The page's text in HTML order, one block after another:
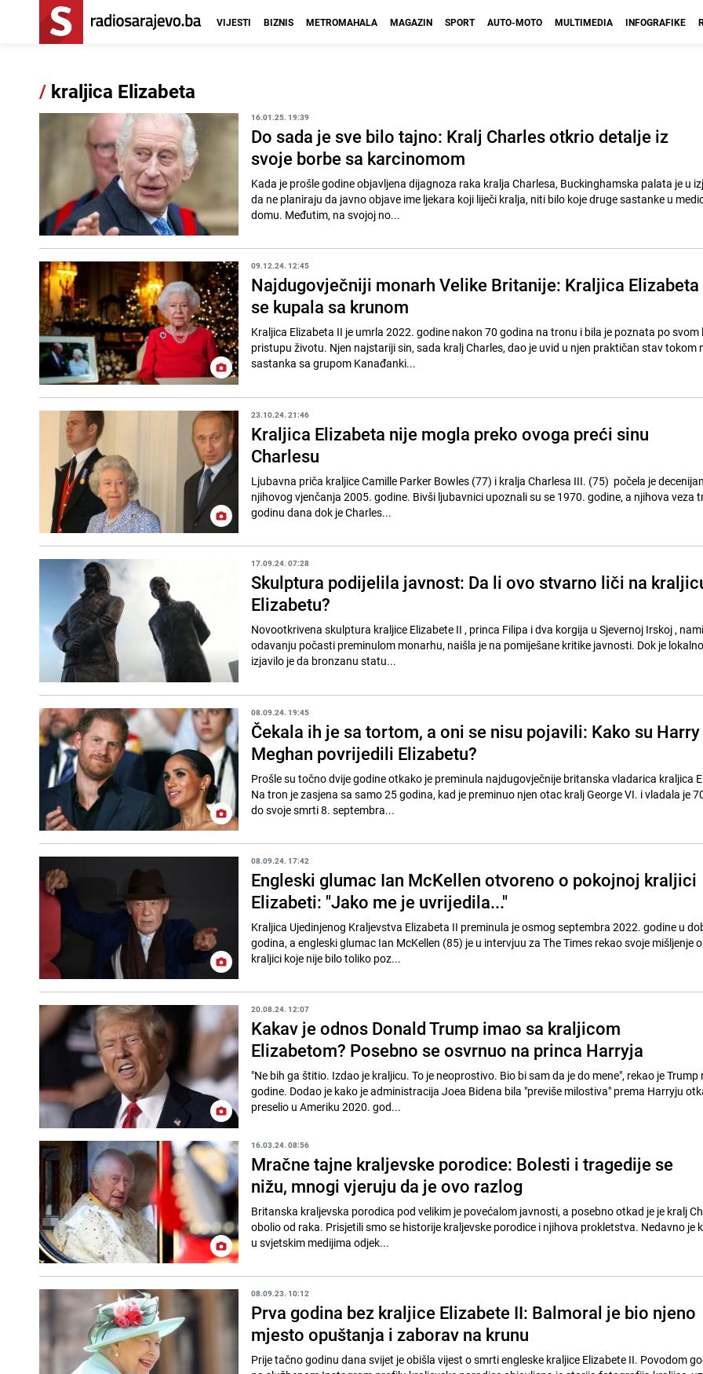
VIJESTI BIZNIS METROMAHALA MAGAZIN SPORT AUTO-MOTO MULTIMEDIA INFOGRAFIKE
/ kraljica Elizabeta
16.01.25. 19:39
Do sada je sve bilo tajno: Kralj Charles otkrio detalje iz
svoje borbe sa karcinomom
Kada je prošle godine objavljena dijagnoza raka kralja Charlesa, Buckinghamska palata je u
da ne planiraju da javno objave ime ljekara koji liječi kralja, niti bilo koje druge sastanke u
domu. Međutim, na svojoj no...
09.12.24. 12:45
Najdugovječniji monarh Velike Britanije: Kraljica Elizabeta
se kupala sa krunom
Kraljica Elizabeta II je umrla 2022. godine nakon 70 godina na tronu i bila je poznata po
pristupu životu. Njen najstariji sin, sada kralj Charles, dao je uvid u njen praktičan stav tokom
sastanka sa grupom Kanađanki...
23.10.24. 21:46
Kraljica Elizabeta nije mogla preko ovoga preći sinu
Charlesu
Ljubavna priča kraljice Camille Parker Bowles (77) i kralja Charlesa III. (75) počela je
njihovog vjenčanja 2005. godine. Bivši ljubavnici upoznali su se 1970. godine, a njihova veza
godinu dana dok je Charles...
17.09.24. 07:28
Skulptura podijelila javnost: Da li ovo stvarno liči na
Elizabetu?
Novootkrivena skulptura kraljice Elizabete II , princa Filipa i dva korgija u Sjevernoj Irskoj ,
odavanju počasti preminulom monarhu, naišla je na pomiješane kritike javnosti. Dok je
izjavilo je da bronzanu statu...
08.09.24. 19:45
Čekala ih je sa tortom, a oni se nisu pojavili: Kako su
Meghan povrijedili Elizabetu?
Prošle su točno dvije godine otkako je preminula najdugovječnije britanska vladarica kraljica
Na tron je zasjena sa samo 25 godina, kad je preminuo njen otac kralj George VI. i vladala je
do svoje smrti 8. septembra...
08.09.24. 17:42
Engleski glumac Ian McKellen otvoreno o pokojnoj kraljici
Elizabeti: "Jako me je uvrijedila..."
Kraljica Ujedinjenog Kraljevstva Elizabeta II preminula je osmog septembra 2022. godine u
godina, a engleski glumac Ian McKellen (85) je u intervjuu za The Times rekao svoje mišljenje
kraljici koje nije bilo toliko poz...
20.08.24. 12:07
Kakav je odnos Donald Trump imao sa kraljicom
Elizabetom? Posebno se osvrnuo na princa Harryja
"Ne bih ga štitio. Izdao je kraljicu. To je neoprostivo. Bio bi sam da je do mene", rekao je Trump
godine. Dodao je kako je administracija Joea Bidena bila "previše milostiva" prema Harryju
preselio u Ameriku 2020. god...
16.03.24. 08:56
Mračne tajne kraljevske porodice: Bolesti i tragedije se
nižu, mnogi vjeruju da je ovo razlog
Britanska kraljevska porodica pod velikim je povećalom javnosti, a posebno otkad je je kralj
obolio od raka. Prisjetili smo se historije kraljevske porodice i njihova prokletstva. Nedavno je
u svjetskim medijima odjek...
08.09.23. 10:12
Prva godina bez kraljice Elizabete II: Balmoral je bio njeno
mjesto opuštanja i zaborav na krunu
Prije tačno godinu dana svijet je obišla vijest o smrti engleske kraljice Elizabete II. Povodom